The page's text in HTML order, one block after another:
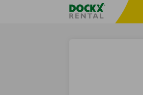
Taalselectie overslaanFratello DEMO